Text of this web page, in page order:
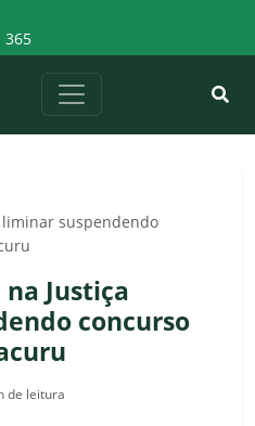
365
liminar suspendendo
na Justiça
concurso
de leitura